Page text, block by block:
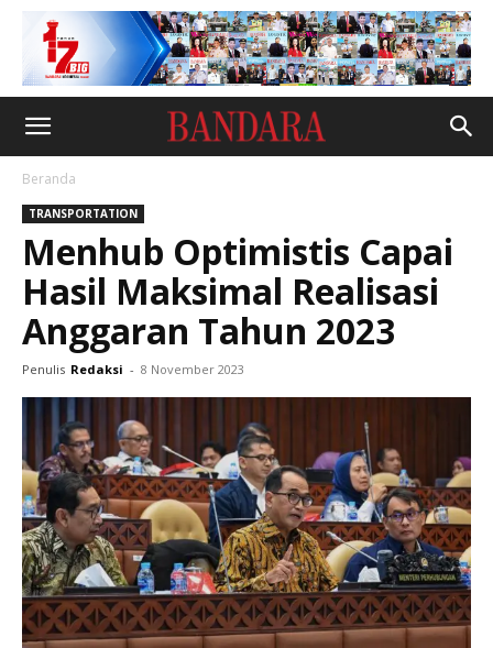
Beranda
TRANSPORTATION
Menhub Optimistis Capai
Hasil Maksimal Realisasi
Anggaran Tahun 2023
Penulis Redaksi - 8 November 2023